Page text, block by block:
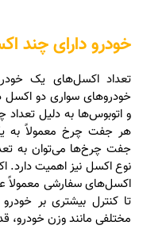
خودرو دارای چند
تعداد اکسل‌های یک
خودروهای سواری دو اکسل
و اتوبوس‌ها به دلیل تعداد
هر جفت چرخ معمولاً به
جفت چرخ‌ها می‌توان به
نوع اکسل نیز اهمیت دارد.
اکسل‌های سفارشی معمولاً
تا کنترل بیشتری بر
مختلفی مانند وزن خودرو،